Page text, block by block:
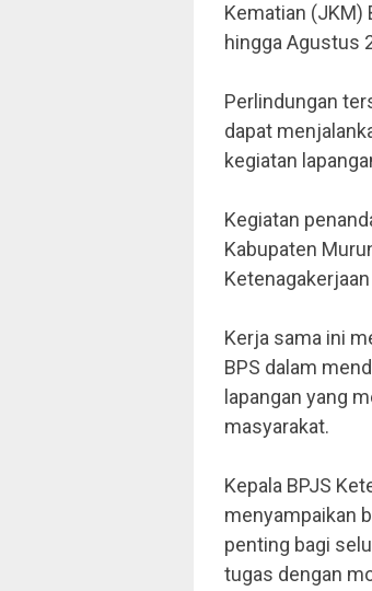
Kematian (JKM)
hingga Agustus
Perlindungan
dapat
kegiatan
Kegiatan
Kabupaten
Kerja sama ini
BPS dalam
lapangan yang
masyarakat.
Kepala BPJS
menyampaikan
penting bagi
tugas dengan